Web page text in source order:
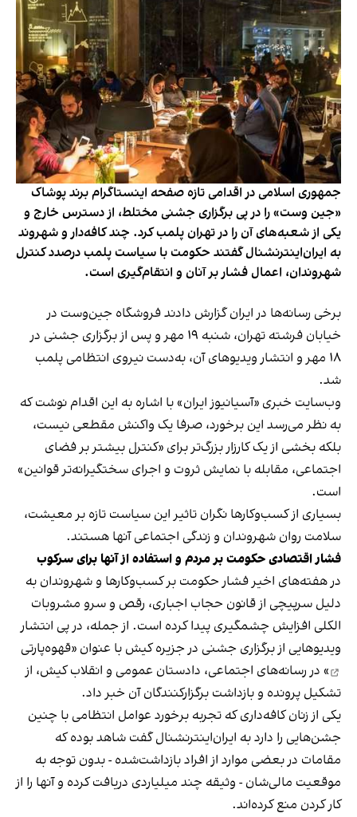
جمهوری اسلامی در اقدامی تازه صفحه اینستاگرام برند پوشاک
«جین وست» را در پی برگزاری جشنی مختلط، از دسترس خارج و
یکی از شعبه‌های آن را در تهران پلمب کرد. چند کافه‌‌دار و شهروند
به ایران‌اینترنشنال گفتند حکومت با سیاست پلمب درصدد کنترل
شهروندان، اعمال فشار بر آنان و انتقام‌گیری است.
برخی رسانه‌ها در ایران گزارش دادند فروشگاه جین‌وست در
خیابان فرشته تهران، شنبه ۱۹ مهر و پس از برگزاری جشنی در
۱۸ مهر و انتشار ویدیوهای آن، به‌دست نیروی انتظامی پلمب
شد.
وب‌سایت خبری «آسیانیوز ایران» با اشاره به این اقدام نوشت که
به نظر می‌رسد این برخورد، صرفا یک واکنش مقطعی نیست،
بلکه بخشی از یک کارزار بزرگ‌تر برای «کنترل بیشتر بر فضای
اجتماعی، مقابله با نمایش ثروت و اجرای سختگیرانه‌تر قوانین»
است.
بسیاری از کسب‌وکارها نگران تاثیر این سیاست‌ تازه بر معیشت،
سلامت روان شهروندان و زندگی اجتماعی آنها هستند.
فشار اقتصادی حکومت بر مردم و استفاده از آنها برای سرکوب
در هفته‌های اخیر فشار حکومت بر کسب‌وکارها و شهروندان به
دلیل سرپیچی از قانون حجاب اجباری، رقص و سرو مشروبات
الکلی افزایش چشمگیری پیدا کرده است. از جمله، در پی انتشار
ویدیوهایی از برگزاری جشنی در جزیره کیش با عنوان «قهوه‌پارتی
» در رسانه‌های اجتماعی، دادستان عمومی و انقلاب کیش، از
تشکیل پرونده و بازداشت برگزارکنندگان آن خبر داد.
یکی از زنان کافه‌داری که تجربه برخورد عوامل انتظامی با چنین
جشن‌هایی را دارد به ایران‌اینترنشنال گفت شاهد بوده که
مقامات در بعضی موارد از افراد بازداشت‌‌شده - بدون توجه به
موقعیت مالی‌شان - وثیقه چند میلیاردی دریافت کرده و آنها را از
کار کردن منع کرده‌اند.